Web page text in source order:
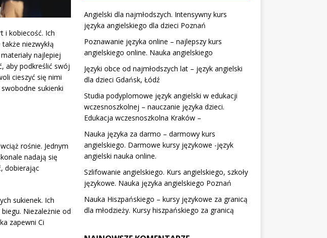
i kobiecość. Ich
niezwykłą
najlepiej
aby podkreślić swój
cieszyć się nimi
sukienki
rośnie. Jednym
nadają się
dobierając
sukienek. Ich
Niezależnie od
zapewni Ci
Angielski dla najmłodszych. Intensywny kurs
języka angielskiego dla dzieci Poznań
Poznawanie języka online – najlepszy kurs
angielskiego online. Nauka angielskiego
Języki obce od najmłodszych lat – język angielski
dla dzieci Gdańsk, Łódź
Studia podyplomowe język angielski w edukacji
wczesnoszkolnej – nauczanie języka dzieci.
Edukacja wczesnoszkolna Kraków –
Nauka języka za darmo – darmowy kurs
angielskiego. Darmowe kursy językowe -język
angielski nauka online.
Szlifowanie angielskiego. Kurs angielskiego, szkoły
językowe. Nauka języka angielskiego Poznań
Nauka Hiszpańskiego – kursy językowe za granicą
dla młodzieży. Kursy hiszpańskiego za granicą